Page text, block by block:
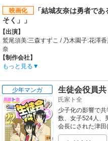
映画化
「結城友奈は勇者で
そく」」
【出演】
鷲尾須美:三森すずこ / 乃木園子:花澤
奈
【制作会社】
Studio五組
原作:Project 2H / 企画原案:タカヒロ（
案:BUNBUN
総監督:岸誠二 / 監督:福岡大生
シリーズ構成:上江洲誠 / 脚本:上江洲
デザイン・総作画監督:酒井孝裕 / コ
啓一、MONACA / 配給:ポニーキャニ
【音楽】
もっと見る
少年マンガ 生徒会役員共
氏家ト全
少子化の影響で
数、女子524人、
会長にされた津
にツッコミをいれ